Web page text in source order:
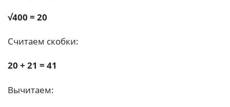
√400 = 20
Считаем скобки:
20 + 21 = 41
Вычитаем: